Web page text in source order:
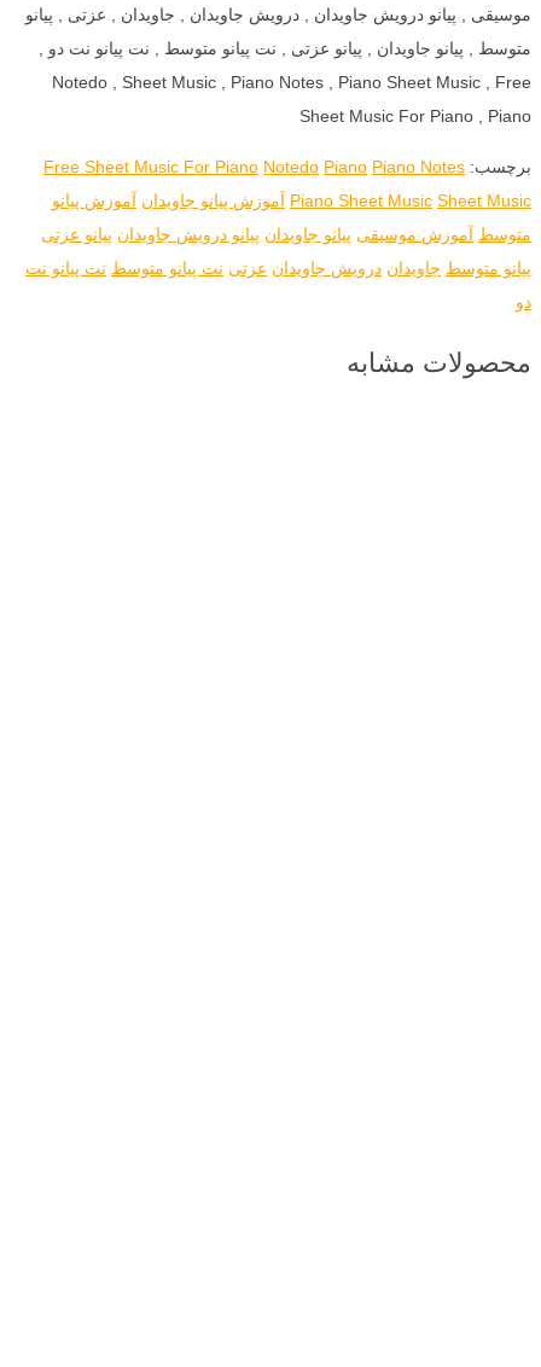
موسیقی , پیانو درویش جاویدان , درویش جاویدان , جاویدان , عزتی , پیانو
متوسط , پیانو جاویدان , پیانو عزتی , نت پیانو متوسط , نت پیانو نت دو ,
Notedo , Sheet Music , Piano Notes , Piano Sheet Music , Free
Sheet Music For Piano , Piano
برچسب: Free Sheet Music For Piano Notedo Piano Piano Notes
Piano Sheet Music Sheet Music آموزش پیانو جاویدان آموزش پیانو
متوسط آموزش موسیقی پیانو جاویدان پیانو درویش جاویدان پیانو عزتی
پیانو متوسط جاویدان درویش جاویدان عزتی نت پیانو متوسط نت پیانو نت
دو
محصولات مشابه